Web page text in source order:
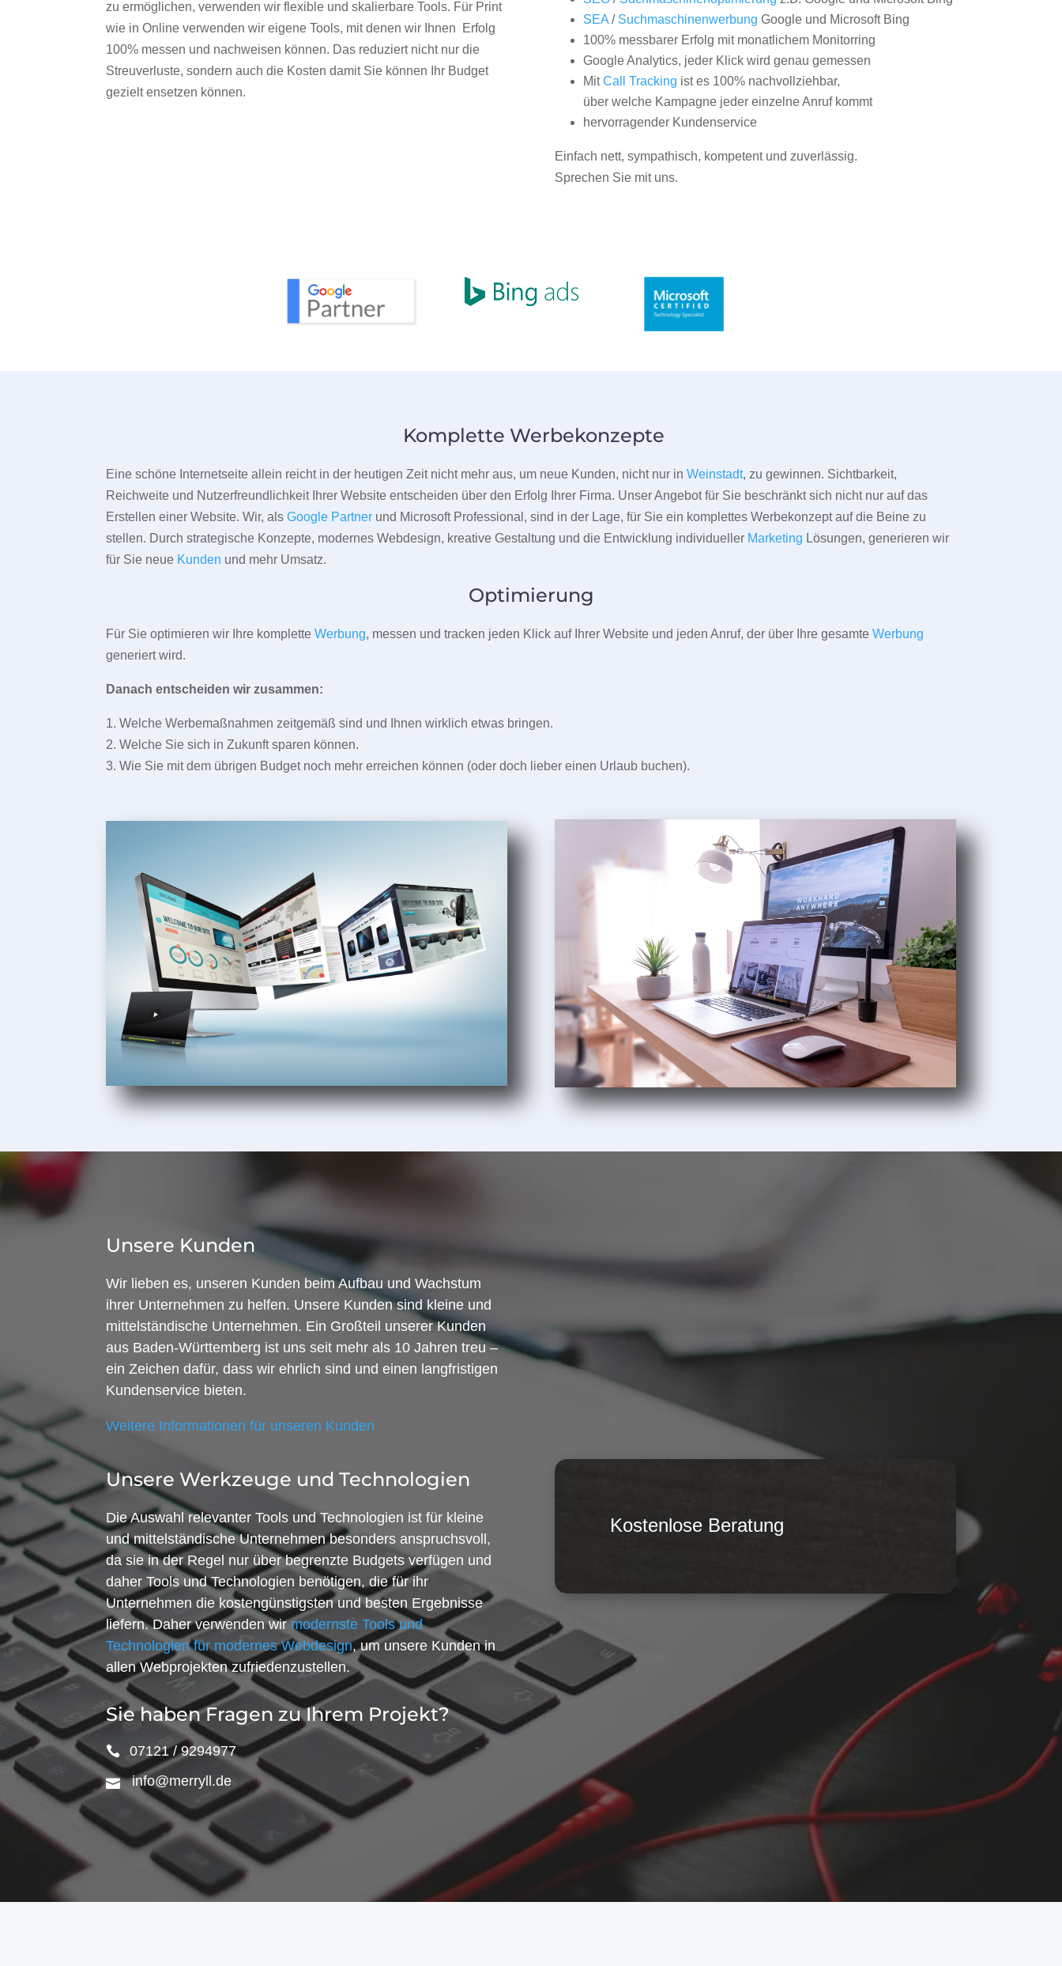
zu ermöglichen, verwenden wir flexible und skalierbare Tools. Für Print
wie in Online verwenden wir eigene Tools, mit denen wir Ihnen Erfolg
100% messen und nachweisen können. Das reduziert nicht nur die
Streuverluste, sondern auch die Kosten damit Sie können Ihr Budget
gezielt ensetzen können.
SEA/ Suchmaschinenwerbung Google und Microsoft Bing
100% messbarer Erfolg mit monatlichem Monitorring
Google Analytics, jeder Klick wird genau gemessen
MitCall Tracking ist es 100% nachvollziehbar,
über welche Kampagne jeder einzelne Anruf kommt
hervorragender Kundenservice
Einfach nett, sympathisch, kompetent und zuverlässig.
Sprechen Sie mit uns.
Komplette Werbekonzepte
Eine schöne Internetseite allein reicht in der heutigen Zeit nicht mehr aus, um neue Kunden, nicht nur inWeinstadt, zu gewinnen. Sichtbarkeit,
Reichweite und Nutzerfreundlichkeit Ihrer Website entscheiden über den Erfolg Ihrer Firma. Unser Angebot für Sie beschränkt sich nicht nur auf das
Erstellen einer Website. Wir, alsGoogle Partner und Microsoft Professional, sind in der Lage, für Sie ein komplettes Werbekonzept auf die Beine zu
stellen. Durch strategische Konzepte, modernes Webdesign, kreative Gestaltung und die Entwicklung individueller Marketing Lösungen, generieren wir
für Sie neue Kunden und mehr Umsatz.
Optimierung
Für Sie optimieren wir Ihre kompletteWerbung, messen und tracken jeden Klick auf Ihrer Website und jeden Anruf, der über Ihre gesamteWerbung
generiert wird.
Danach entscheiden wir zusammen:
1. Welche Werbemaßnahmen zeitgemäß sind und Ihnen wirklich etwas bringen.
2. Welche Sie sich in Zukunft sparen können.
3. Wie Sie mit dem übrigen Budget noch mehr erreichen können (oder doch lieber einen Urlaub buchen).
Unsere Kunden
Wir lieben es, unseren Kunden beim Aufbau und Wachstum
ihrer Unternehmen zu helfen. Unsere Kunden sind kleine und
mittelständische Unternehmen. Ein Großteil unserer Kunden
aus Baden-Württemberg ist uns seit mehr als 10 Jahren treu –
ein Zeichen dafür, dass wir ehrlich sind und einen langfristigen
Kundenservice bieten.
Weitere Informationen für unseren Kunden
Unsere Werkzeuge und Technologien
Die Auswahl relevanter Tools und Technologien ist für kleine
und mittelständische Unternehmen besonders anspruchsvoll,
da sie in der Regel nur über begrenzte Budgets verfügen und
daher Tools und Technologien benötigen, die für ihr
Unternehmen die kostengünstigsten und besten Ergebnisse
liefern. Daher verwenden wirmodernste Tools und
Technologien für modernes Webdesign, um unsere Kunden in
allen Webprojekten zufriedenzustellen.
Sie haben Fragen zu Ihrem Projekt?
07121 / 9294977
info@merryll.de
Kostenlose Beratung